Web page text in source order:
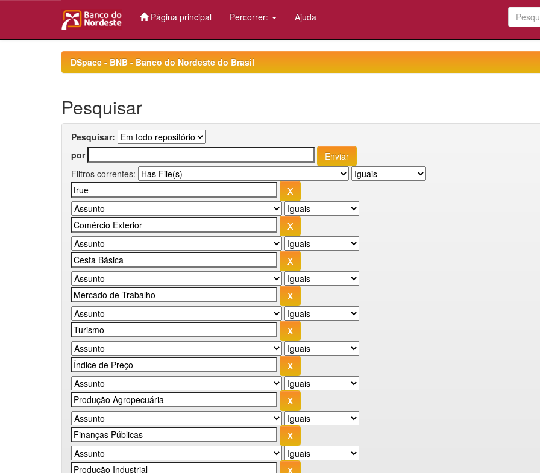
Página principal Percorrer: Ajuda
DSpace - BNB - Banco do Nordeste do Brasil
Pesquisar
Pesquisar:
por
Filtros correntes: